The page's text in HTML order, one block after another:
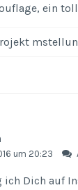
ein
um 20:23
ich Dich auf